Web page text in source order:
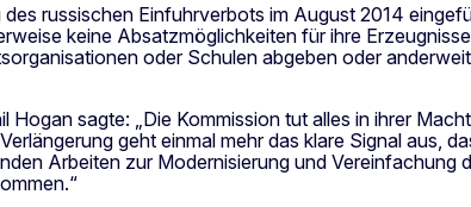
russischen Einfuhrverbots im August 2014
keine Absatzmöglichkeiten für ihre
oder Schulen abgeben oder
sagte: „Die Kommission tut alles in ihrer
geht einmal mehr das klare Signal aus,
Arbeiten zur Modernisierung und Vereinfachung